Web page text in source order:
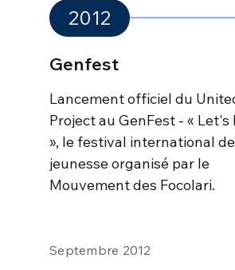
2012
Genfest
Lancement officiel du
Project au GenFest - « Let's
», le festival international
jeunesse organisé par le
Mouvement des Focolari.
Septembre 2012